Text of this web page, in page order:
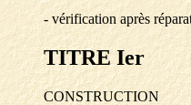
- vérification après
TITRE Ier
CONSTRUCTION